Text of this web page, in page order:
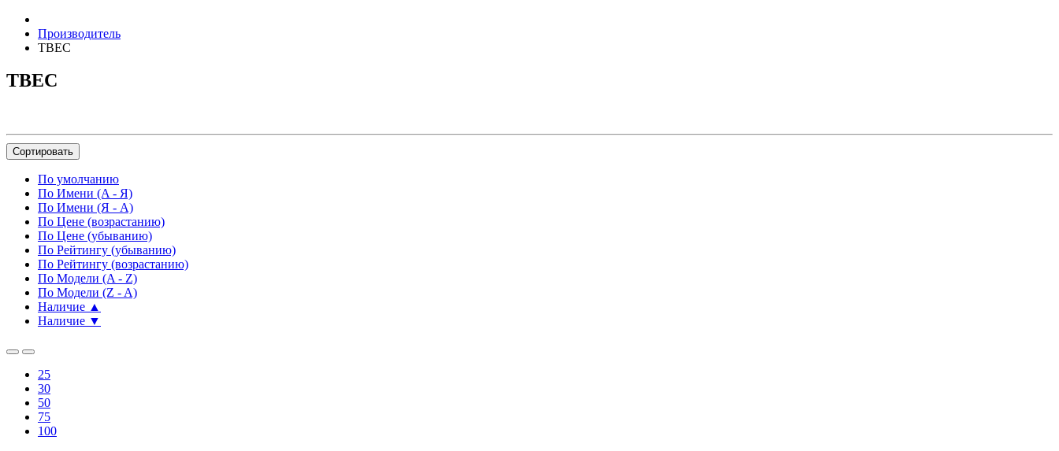
Производитель
ТВЕС
ТВЕС
Сортировать
По умолчанию
По Имени (A - Я)
По Имени (Я - A)
По Цене (возрастанию)
По Цене (убыванию)
По Рейтингу (убыванию)
По Рейтингу (возрастанию)
По Модели (A - Z)
По Модели (Z - A)
Наличие ▲
Наличие ▼
25
30
50
75
100